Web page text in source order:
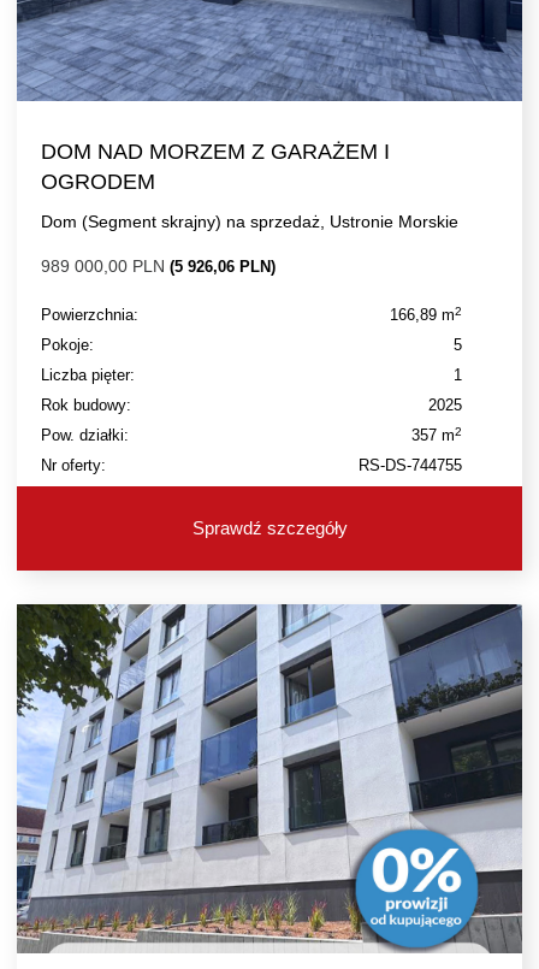
DOM NAD MORZEM Z GARAŻEM I
OGRODEM
Dom (Segment skrajny) na sprzedaż, Ustronie Morskie
989 000,00 PLN (5 926,06 PLN)
Powierzchnia: 166,89 m2
Pokoje:
5
Liczba pięter:
1
Rok budowy:
2025
Pow. działki:
357 m2
Nr oferty: RS-DS-744755
Sprawdź szczegóły